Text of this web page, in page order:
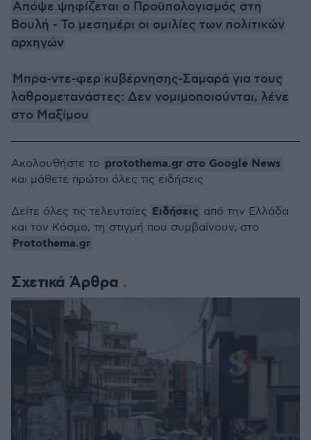
Απόψε ψηφίζεται ο Προϋπολογισμός στη
Βουλή - Το μεσημέρι οι ομιλίες των πολιτικών
αρχηγών
Μπρα-ντε-φερ κυβέρνησης-Σαμαρά για τους
λαθρομετανάστες: Δεν νομιμοποιούνται, λένε
στο Μαξίμου
Σχετικά Άρθρα
Ακολουθήστε το protothema.gr στο Google News
και μάθετε πρώτοι όλες τις ειδήσεις
Δείτε όλες τις τελευταίες Ειδήσεις από την Ελλάδα
και τον Κόσμο, τη στιγμή που συμβαίνουν, στο
Protothema.gr